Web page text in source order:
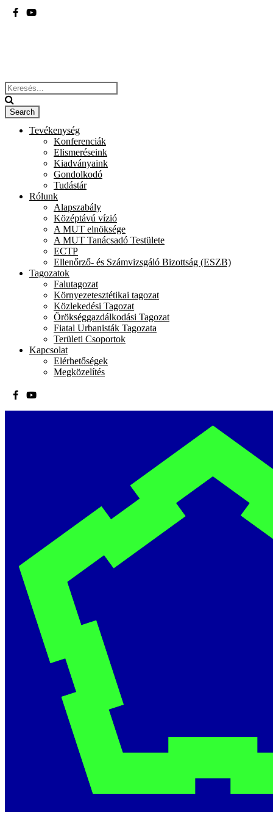
Tevékenység
Konferenciák
Elismeréseink
Kiadványaink
Gondolkodó
Tudástár
Rólunk
Alapszabály
Középtávú vízió
A MUT elnöksége
A MUT Tanácsadó Testülete
ECTP
Ellenőrző- és Számvizsgáló Bizottság (ESZB)
Tagozatok
Falutagozat
Környezetesztétikai tagozat
Közlekedési Tagozat
Örökséggazdálkodási Tagozat
Fiatal Urbanisták Tagozata
Területi Csoportok
Kapcsolat
Elérhetőségek
Megközelítés